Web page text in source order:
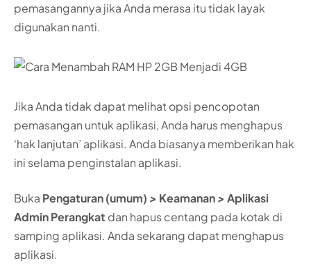
pemasangannya jika Anda merasa itu tidak layak
digunakan nanti.
Jika Anda tidak dapat melihat opsi pencopotan
pemasangan untuk aplikasi, Anda harus menghapus
‘hak lanjutan’ aplikasi. Anda biasanya memberikan hak
ini selama penginstalan aplikasi.
Buka Pengaturan (umum) > Keamanan> Aplikasi
Admin Perangkat dan hapus centang pada kotak di
samping aplikasi. Anda sekarang dapat menghapus
aplikasi.